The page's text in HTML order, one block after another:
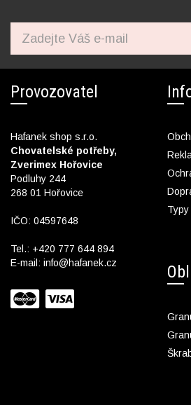
Provozovatel
Hafanek shop s.r.o.
Chovatelské potřeby,
Zverimex Hořovice
Podluhy 244
268 01 Hořovice
IČO: 04597648
Tel.: +420 777 644 894
E-mail: info@hafanek.cz